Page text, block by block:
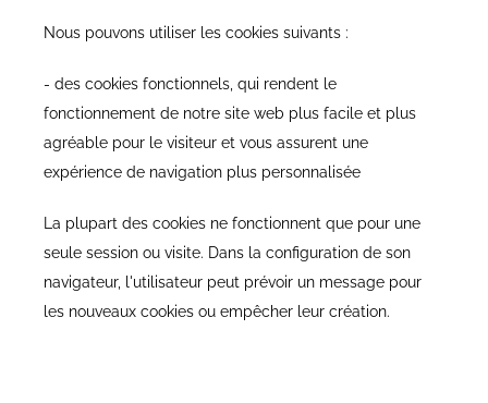
Nous pouvons utiliser les cookies suivants :
- des cookies fonctionnels, qui rendent le
fonctionnement de notre site web plus facile et plus
agréable pour le visiteur et vous assurent une
expérience de navigation plus personnalisée
La plupart des cookies ne fonctionnent que pour une
seule session ou visite. Dans la configuration de son
navigateur, l'utilisateur peut prévoir un message pour
les nouveaux cookies ou empêcher leur création.